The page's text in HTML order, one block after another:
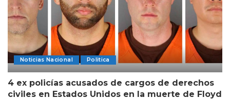
Noticias Nacional Politica
4 ex policías acusados de cargos de derechos
civiles en Estados Unidos en la muerte de Floyd